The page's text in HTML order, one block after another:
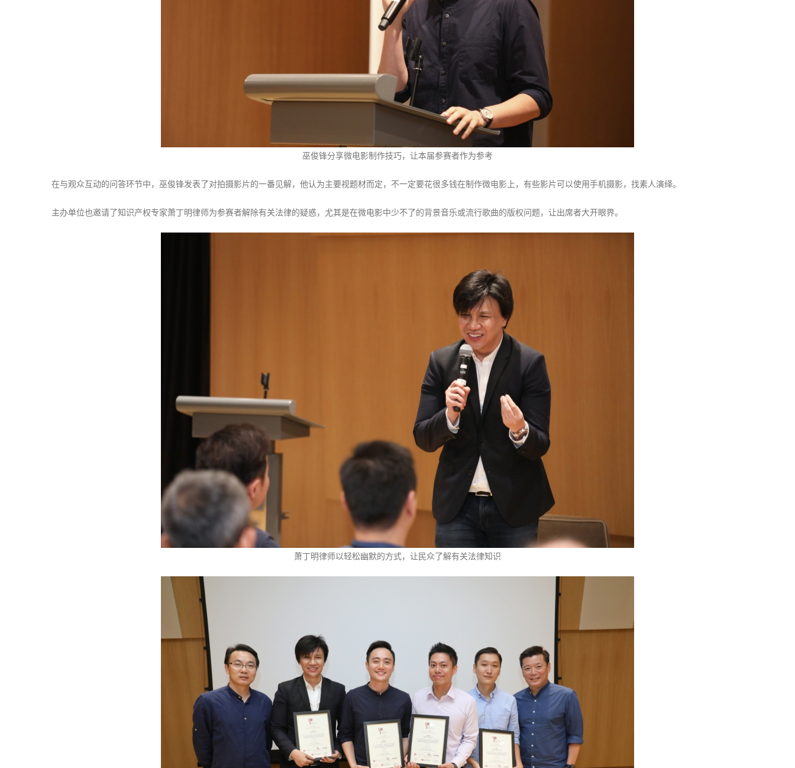
巫俊锋分享微电影制作技巧，让本届参赛者作为参考
在与观众互动的问答环节中，巫俊锋发表了对拍摄影片的一番见解，他认为主要视题材而定，不一定要花很多钱在制作微电影上，有些影片可以使用手机摄影，找素人演绎。
主办单位也邀请了知识产权专家萧丁明律师为参赛者解除有关法律的疑惑，尤其是在微电影中少不了的背景音乐或流行歌曲的版权问题，让出席者大开眼界。
萧丁明律师以轻松幽默的方式，让民众了解有关法律知识